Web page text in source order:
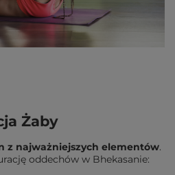
Żaby
z najważniejszych elementów.
oddechów w Bhekasanie: